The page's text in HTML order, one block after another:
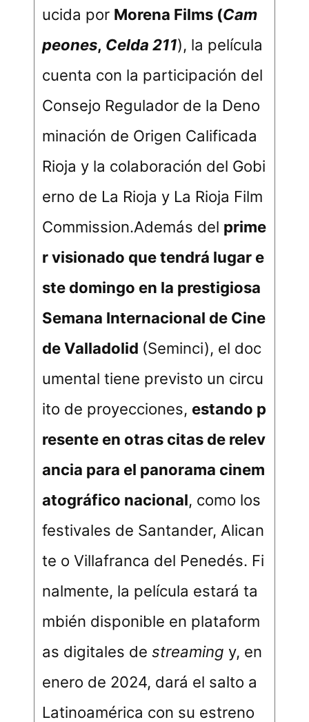
ucida por Morena Films (Cam
peones, Celda 211), la película
cuenta con la participación del
Consejo Regulador de la Deno
minación de Origen Calificada
Rioja y la colaboración del Gobi
erno de La Rioja y La Rioja Film
Commission.Además del prime
r visionado que tendrá lugar e
ste domingo en la prestigiosa
Semana Internacional de Cine
de Valladolid (Seminci), el doc
umental tiene previsto un circu
ito de proyecciones, estando p
resente en otras citas de relev
ancia para el panorama cinem
atográfico nacional, como los
festivales de Santander, Alican
te o Villafranca del Penedés. Fi
nalmente, la película estará ta
mbién disponible en plataform
as digitales de streaming y, en
enero de 2024, dará el salto a
Latinoamérica con su estreno